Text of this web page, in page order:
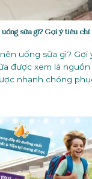
sữa gì? Gợi ý tiêu
uống sữa gì? Gợi
được xem là
nhanh chóng